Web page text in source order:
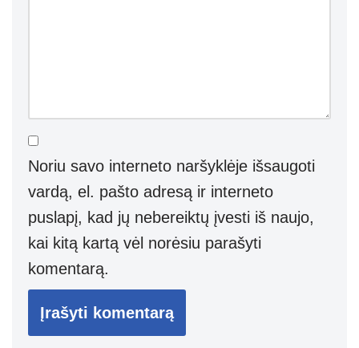
Noriu savo interneto naršyklėje išsaugoti
vardą, el. pašto adresą ir interneto
puslapį, kad jų nebereiktų įvesti iš naujo,
kai kitą kartą vėl norėsiu parašyti
komentarą.